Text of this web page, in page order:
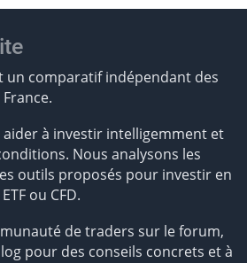
un comparatif indépendant des
aider à investir intelligemment et
Nous analysons les
outils proposés pour investir en
ou CFD.
de traders sur le forum,
pour des conseils concrets et à